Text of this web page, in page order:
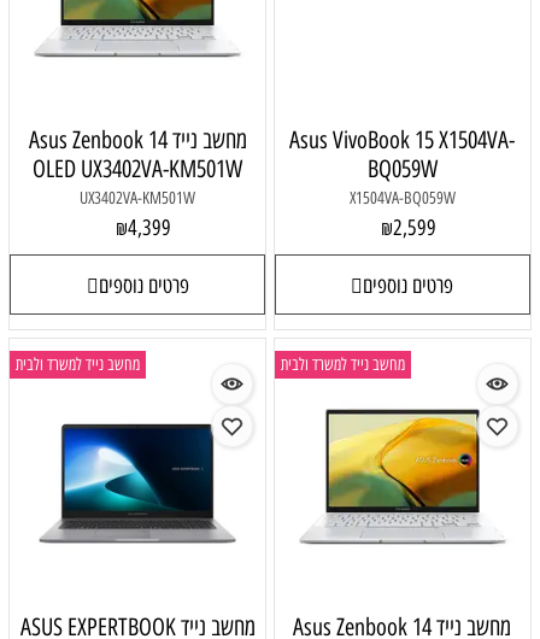
Asus VivoBook 15 X1504VA-
BQ059W
X1504VA-BQ059W
₪2,599
פרטים נוספים
מחשב נייד Asus Zenbook 14
OLED UX3402VA-KM501W
UX3402VA-KM501W
₪4,399
פרטים נוספים
מחשב נייד למשרד ולבית
מחשב נייד Asus Zenbook 14
מחשב נייד למשרד ולבית
מחשב נייד ASUS EXPERTBOOK